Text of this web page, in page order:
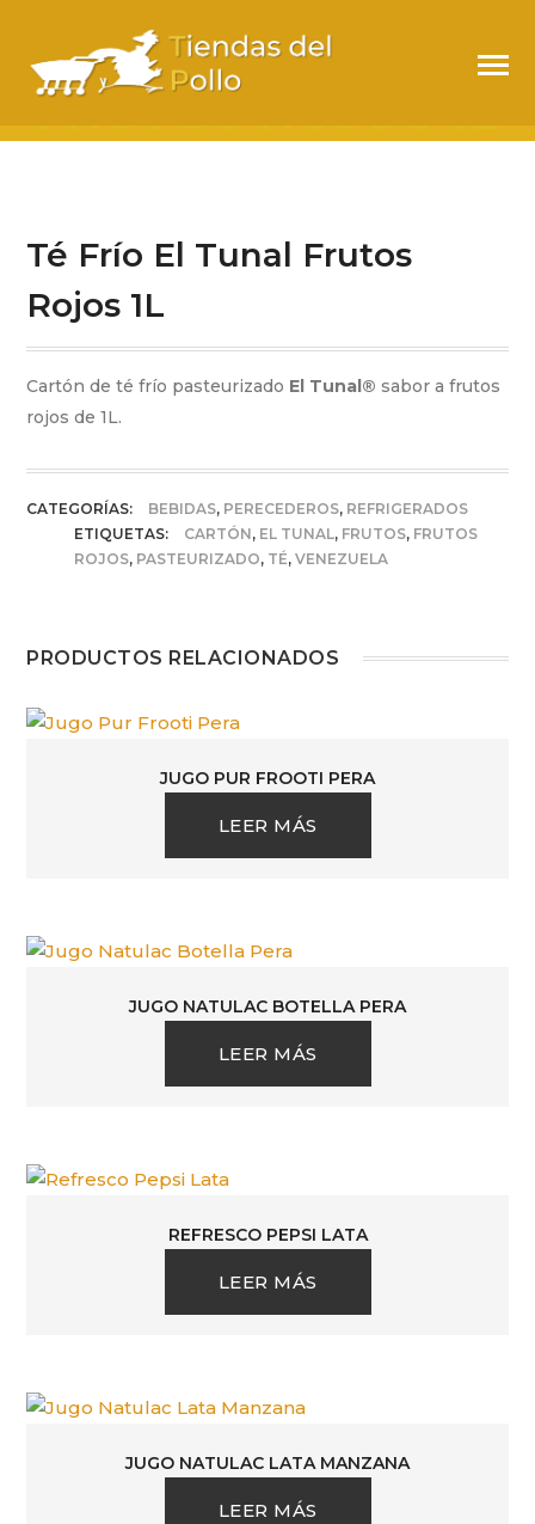
TÉ FRÍO EL TUNAL
FRUTOS ROJOS 1L
Té Frío El Tunal Frutos
Rojos 1L
Cartón de té frío pasteurizado El Tunal® sabor a frutos
rojos de 1L.
CATEGORÍAS: BEBIDAS, PERECEDEROS, REFRIGERADOS
ETIQUETAS:
CARTÓN, EL TUNAL, FRUTOS, FRUTOS
ROJOS, PASTEURIZADO, TÉ,VENEZUELA
PRODUCTOS RELACIONADOS
JUGO PUR FROOTI PERA
LEER MÁS
JUGO NATULAC BOTELLA PERA
LEER MÁS
REFRESCO PEPSI LATA
LEER MÁS
JUGO NATULAC LATA MANZANA
LEER MÁS